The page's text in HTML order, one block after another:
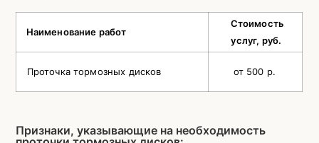
Наименование работ
Стоимость
услуг, руб.
Проточка тормозных дисков от 500 р.
Признаки, указывающие на необходимость